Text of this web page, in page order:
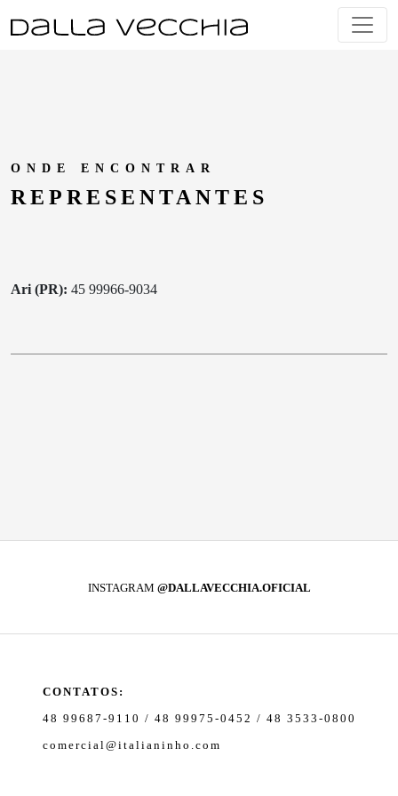
ONDE ENCONTRAR
REPRESENTANTES
Ari (PR): 45 99966-9034
INSTAGRAM @DALLAVECCHIA.OFICIAL
CONTATOS:
48 99687-9110 / 48 99975-0452 / 48 3533-0800
comercial@italianinho.com